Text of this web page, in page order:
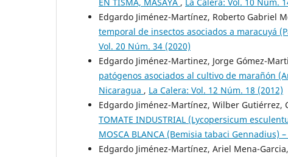
Edgardo Jiménez-Martínez, Roberto Gabriel
temporal de insectos asociados a maracuyá
Vol. 20 Núm. 34 (2020)
Edgardo Jiménez-Martinez, Jorge Gómez-
patógenos asociados al cultivo de marañón
Nicaragua , La Calera: Vol. 12 Núm. 18 (2012)
Edgardo Jiménez-Martínez, Wilber Gutiérrez,
TOMATE INDUSTRIAL (Lycopersicum
MOSCA BLANCA (Bemisia tabaci Gennadius) –
Edgardo Jiménez-Martínez, Ariel Mena-